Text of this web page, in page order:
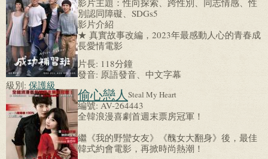
影片主題：性向探索、跨性別、同志情感、性
別認同障礙、SDGs5
影片介紹
★ 真實故事改編，2023年最感動人心的青春成
長愛情電影
片長: 118分鐘
發音: 原語發音、中文字幕
級別: 保護級
偷心戀人Steal My Heart
編號:AV-264443
全韓浪漫喜劇首週末票房冠軍！
繼《我的野蠻女友》《醜女大翻身》後，最佳
韓式約會電影，再掀時尚熱潮！